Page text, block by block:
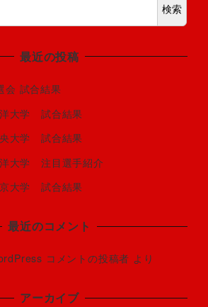
検索
最近の投稿
会 試合結果
大学 試合結果
大学 試合結果
大学 注目選手紹介
大学 試合結果
最近のコメント
コメントの投稿者 より
アーカイブ